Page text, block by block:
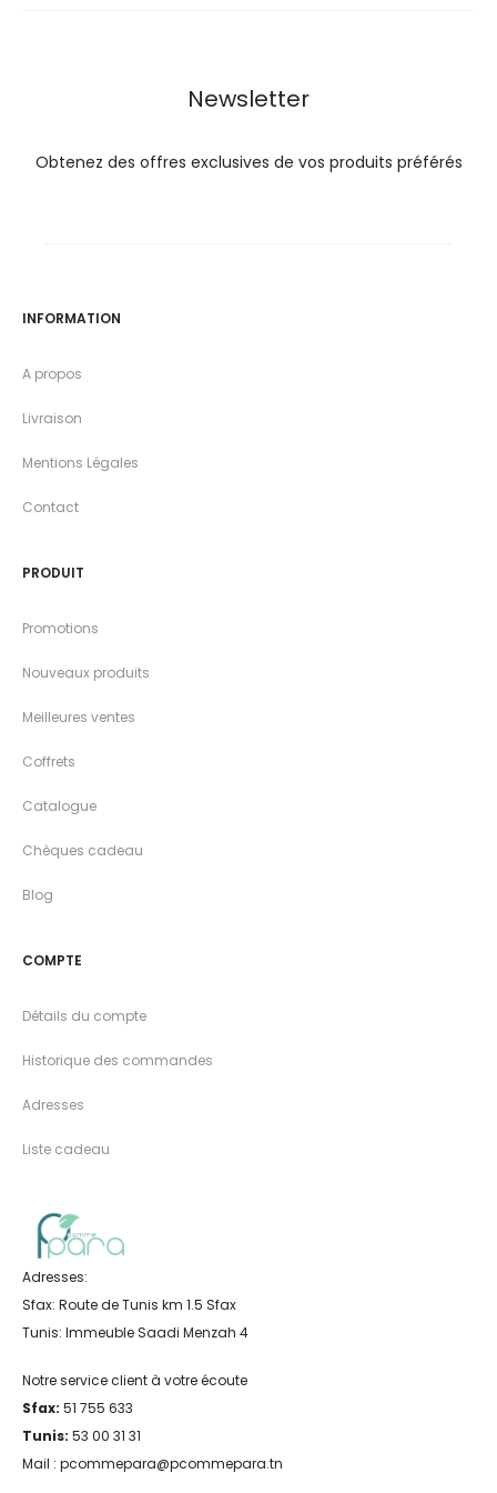
Newsletter
Obtenez des offres exclusives de vos produits préférés
INFORMATION
A propos
Livraison
Mentions Légales
Contact
PRODUIT
Promotions
Nouveaux produits
Meilleures ventes
Coffrets
Catalogue
Chèques cadeau
Blog
COMPTE
Détails du compte
Historique des commandes
Adresses
Liste cadeau
Adresses:
Sfax: Route de Tunis km 1.5 Sfax
Tunis: Immeuble Saadi Menzah 4
Notre service client à votre écoute
Sfax: 51 755 633
Tunis: 53 00 31 31
Mail : pcommepara@pcommepara.tn